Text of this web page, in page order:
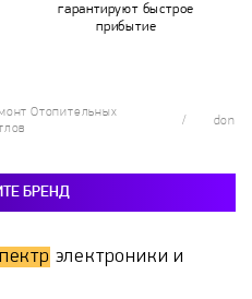
гарантируют быстрое
прибытие
Отопительных
don
БРЕНД
электроники и